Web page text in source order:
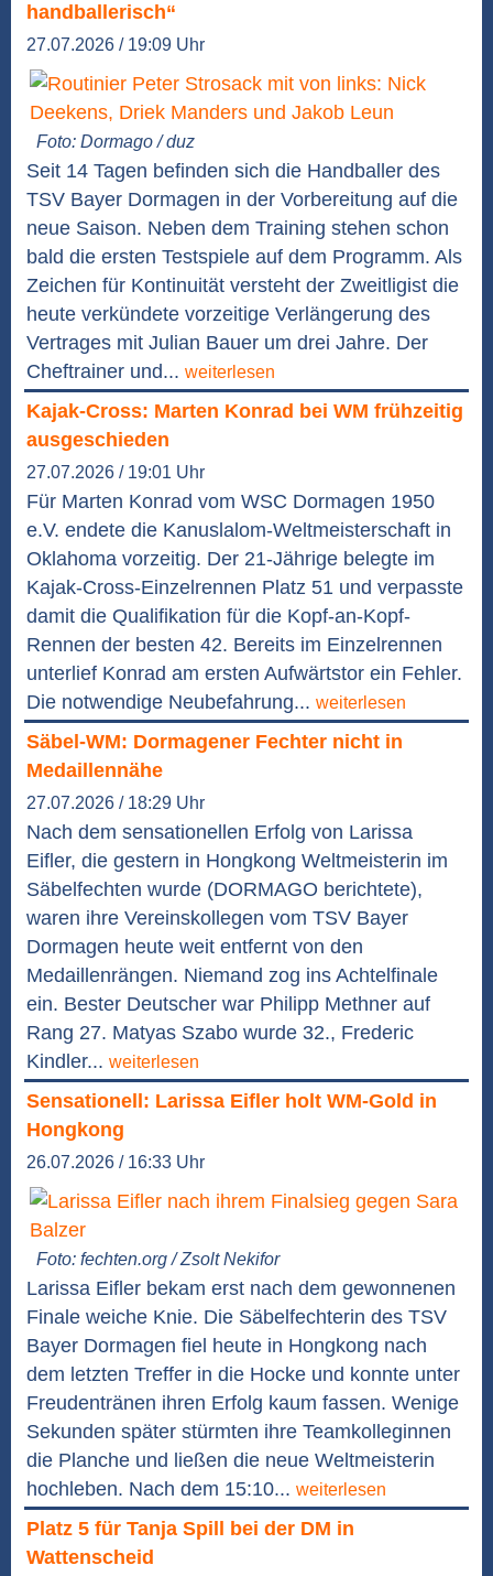
handballerisch“
27.07.2026 / 19:09 Uhr
Foto: Dormago / duz
Seit 14 Tagen befinden sich die Handballer des
TSV Bayer Dormagen in der Vorbereitung auf die
neue Saison. Neben dem Training stehen schon
bald die ersten Testspiele auf dem Programm. Als
Zeichen für Kontinuität versteht der Zweitligist die
heute verkündete vorzeitige Verlängerung des
Vertrages mit Julian Bauer um drei Jahre. Der
Cheftrainer und... weiterlesen
Kajak-Cross: Marten Konrad bei WM frühzeitig
ausgeschieden
27.07.2026 / 19:01 Uhr
Für Marten Konrad vom WSC Dormagen 1950
e.V. endete die Kanuslalom-Weltmeisterschaft in
Oklahoma vorzeitig. Der 21-Jährige belegte im
Kajak-Cross-Einzelrennen Platz 51 und verpasste
damit die Qualifikation für die Kopf-an-Kopf-
Rennen der besten 42. Bereits im Einzelrennen
unterlief Konrad am ersten Aufwärtstor ein Fehler.
Die notwendige Neubefahrung... weiterlesen
Säbel-WM: Dormagener Fechter nicht in
Medaillennähe
27.07.2026 / 18:29 Uhr
Nach dem sensationellen Erfolg von Larissa
Eifler, die gestern in Hongkong Weltmeisterin im
Säbelfechten wurde (DORMAGO berichtete),
waren ihre Vereinskollegen vom TSV Bayer
Dormagen heute weit entfernt von den
Medaillenrängen. Niemand zog ins Achtelfinale
ein. Bester Deutscher war Philipp Methner auf
Rang 27. Matyas Szabo wurde 32., Frederic
Kindler... weiterlesen
Sensationell: Larissa Eifler holt WM-Gold in
Hongkong
26.07.2026 / 16:33 Uhr
Foto: fechten.org / Zsolt Nekifor
Larissa Eifler bekam erst nach dem gewonnenen
Finale weiche Knie. Die Säbelfechterin des TSV
Bayer Dormagen fiel heute in Hongkong nach
dem letzten Treffer in die Hocke und konnte unter
Freudentränen ihren Erfolg kaum fassen. Wenige
Sekunden später stürmten ihre Teamkolleginnen
die Planche und ließen die neue Weltmeisterin
hochleben. Nach dem 15:10... weiterlesen
Platz 5 für Tanja Spill bei der DM in
Wattenscheid